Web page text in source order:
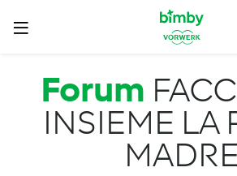
Salta al contenuto principale
Forum
INSIEME LA
MADRE